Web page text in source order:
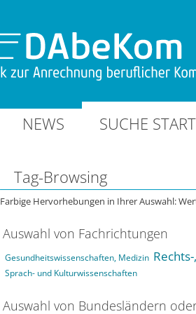
NEWS SUCHE
Tag-Browsing
Farbige Hervorhebungen in Ihrer Auswahl:
Auswahl von Fachrichtungen
Gesundheitswissenschaften, Medizin
Sprach- und Kulturwissenschaften
Auswahl von Bundesländern